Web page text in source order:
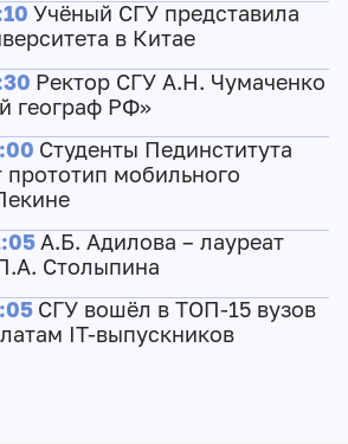
Учёный СГУ представила
в Китае
Ректор СГУ А.Н. Чумаченко
географ РФ»
Студенты Пединститута
прототип мобильного
А.Б. Адилова – лауреат
Столыпина
СГУ вошёл в ТОП-15 вузов
IT-выпускников